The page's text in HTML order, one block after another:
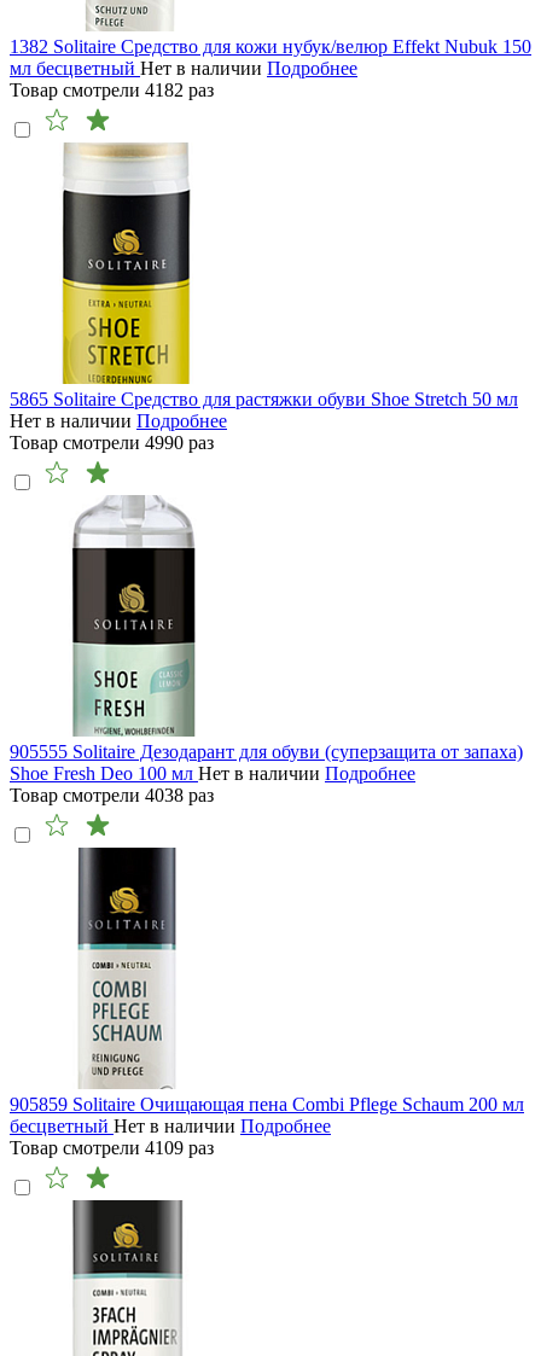
1382 Solitaire Средство для кожи нубук/велюр Effekt Nubuk 150
мл бесцветный Нет в наличии Подробнее
Товар смотрели 4182 раз
5865 Solitaire Средство для растяжки обуви Shoe Stretch 50 мл
Нет в наличии Подробнее
Товар смотрели 4990 раз
905555 Solitaire Дезодарант для обуви (суперзащита от запаха)
Shoe Fresh Deo 100 мл Нет в наличии Подробнее
Товар смотрели 4038 раз
905859 Solitaire Очищающая пена Combi Pflege Schaum 200 мл
бесцветный Нет в наличии Подробнее
Товар смотрели 4109 раз